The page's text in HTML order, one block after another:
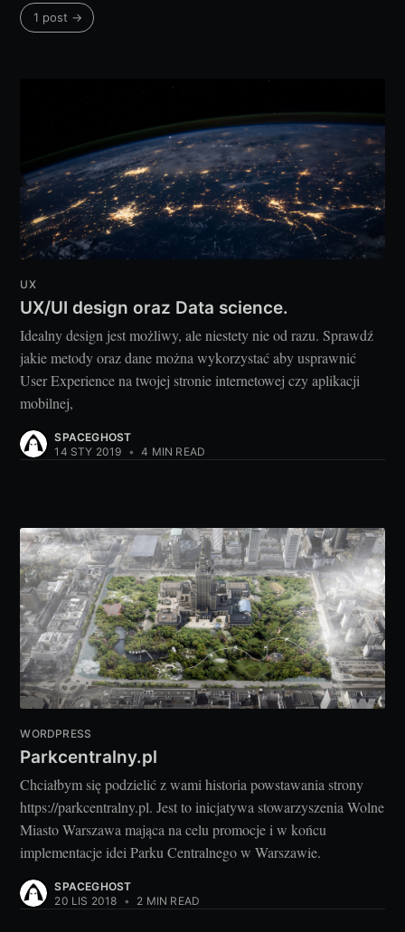
1 post →
UX
UX/UI design oraz Data science.
Idealny design jest możliwy, ale niestety nie od razu. Sprawdź
jakie metody oraz dane można wykorzystać aby usprawnić
User Experience na twojej stronie internetowej czy aplikacji
mobilnej,
SPACEGHOST
14 STY 2019 • 4 MIN READ
WORDPRESS
Parkcentralny.pl
Chciałbym się podzielić z wami historia powstawania strony
https://parkcentralny.pl. Jest to inicjatywa stowarzyszenia Wolne
Miasto Warszawa mająca na celu promocje i w końcu
implementacje idei Parku Centralnego w Warszawie.
SPACEGHOST
20 LIS 2018 • 2 MIN READ